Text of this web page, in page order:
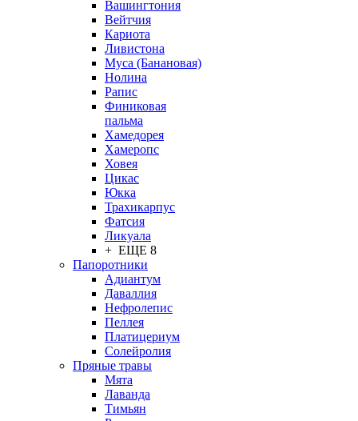
Вашингтония
Вейтчия
Кариота
Ливистона
Муса (Банановая)
Нолина
Рапис
Финиковая
пальма
Хамедорея
Хамеропс
Ховея
Цикас
Юкка
Трахикарпус
Фатсия
Ликуала
+ ЕЩЕ 8
Папоротники
Адиантум
Даваллия
Нефролепис
Пеллея
Платицериум
Солейролия
Пряные травы
Мята
Лаванда
Тимьян